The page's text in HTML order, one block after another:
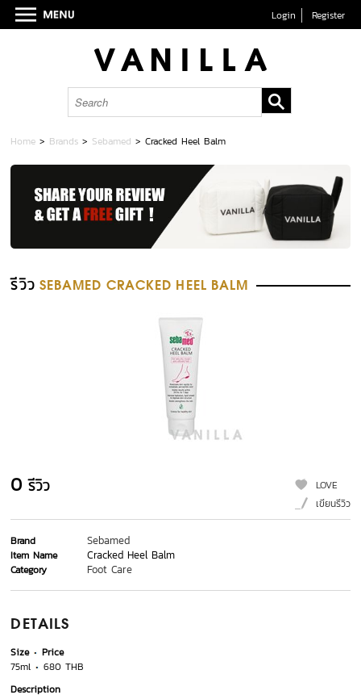
Login Register
Home > Brands > Sebamed >Cracked Heel Balm
รีวิว SEBAMED CRACKED HEEL BALM
0 รีวิว
LOVE
เขียนรีวิว
Brand Sebamed
Item Name Cracked Heel Balm
Category Foot Care
DETAILS
Size
Price
75ml
680 THB
Description